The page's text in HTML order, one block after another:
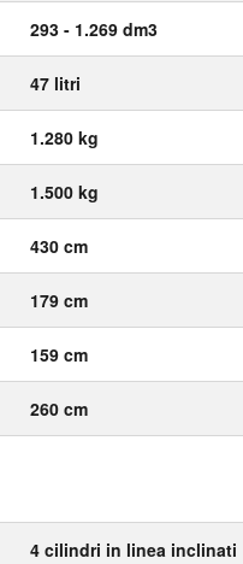
293 - 1.269 dm3
47 litri
1.280 kg
1.500 kg
430 cm
179 cm
159 cm
260 cm
4 cilindri in linea inclinati